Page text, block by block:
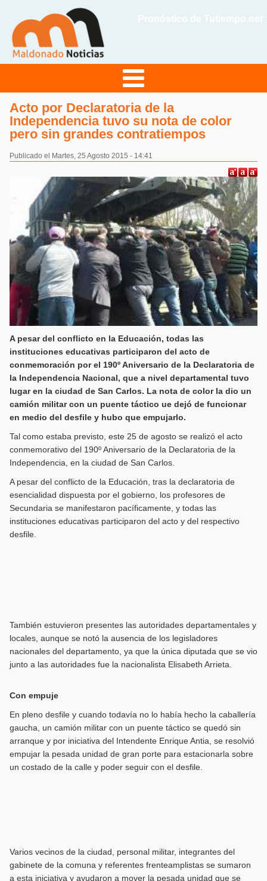
Acto por Declaratoria de la
Independencia tuvo su nota de color
pero sin grandes contratiempos
Publicado el Martes, 25 Agosto 2015 - 14:41
A pesar del conflicto en la Educación, todas las
instituciones educativas participaron del acto de
conmemoración por el 190º Aniversario de la Declaratoria de
la Independencia Nacional, que a nivel departamental tuvo
lugar en la ciudad de San Carlos. La nota de color la dio un
camión militar con un puente táctico ue dejó de funcionar
en medio del desfile y hubo que empujarlo.
Tal como estaba previsto, este 25 de agosto se realizó el acto
conmemorativo del 190º Aniversario de la Declaratoria de la
Independencia, en la ciudad de San Carlos.
A pesar del conflicto de la Educación, tras la declaratoria de
esencialidad dispuesta por el gobierno, los profesores de
Secundaria se manifestaron pacíficamente, y todas las
instituciones educativas participaron del acto y del respectivo
desfile.
También estuvieron presentes las autoridades departamentales y
locales, aunque se notó la ausencia de los legisladores
nacionales del departamento, ya que la única diputada que se vio
junto a las autoridades fue la nacionalista Elisabeth Arrieta.
Con empuje
En pleno desfile y cuando todavía no lo había hecho la caballería
gaucha, un camión militar con un puente táctico se quedó sin
arranque y por iniciativa del Intendente Enrique Antia, se resolvió
empujar la pesada unidad de gran porte para estacionarla sobre
un costado de la calle y poder seguir con el desfile.
Varios vecinos de la ciudad, personal militar, integrantes del
gabinete de la comuna y referentes frenteamplistas se sumaron
a esta iniciativa y ayudaron a mover la pesada unidad que se